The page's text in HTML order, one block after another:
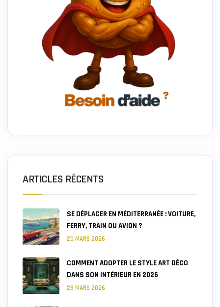
ARTICLES RÉCENTS
SE DÉPLACER EN MÉDITERRANÉE : VOITURE,
FERRY, TRAIN OU AVION ?
29 MARS 2026
COMMENT ADOPTER LE STYLE ART DÉCO
DANS SON INTÉRIEUR EN 2026
28 MARS 2026